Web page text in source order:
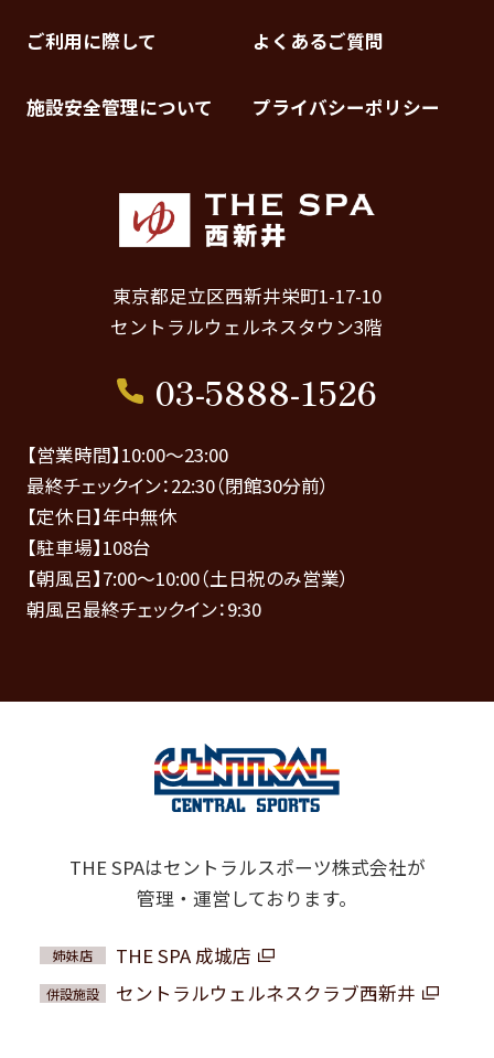
東京都足立区西新井栄町1-17-10
セントラルウェルネスタウン3階
03-5888-1526
【営業時間】10:00～23:00
最終チェックイン：22:30（閉館30分前）
【定休日】年中無休
【駐車場】108台
【朝風呂】7:00～10:00（土日祝のみ営業）
朝風呂最終チェックイン：9:30
ご利用に際して よくあるご質問
施設安全管理について プライバシーポリシー
THE SPAはセントラルスポーツ株式会社が
管理・運営しております。
姉妹店 THE SPA 成城店
併設施設 セントラルウェルネスクラブ西新井